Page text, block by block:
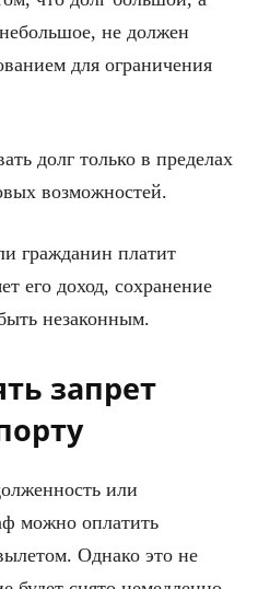
не должен
для ограничения
долг только в пределах
возможностей.
гражданин платит
его доход, сохранение
незаконным.
запрет
или
можно оплатить
Однако это не